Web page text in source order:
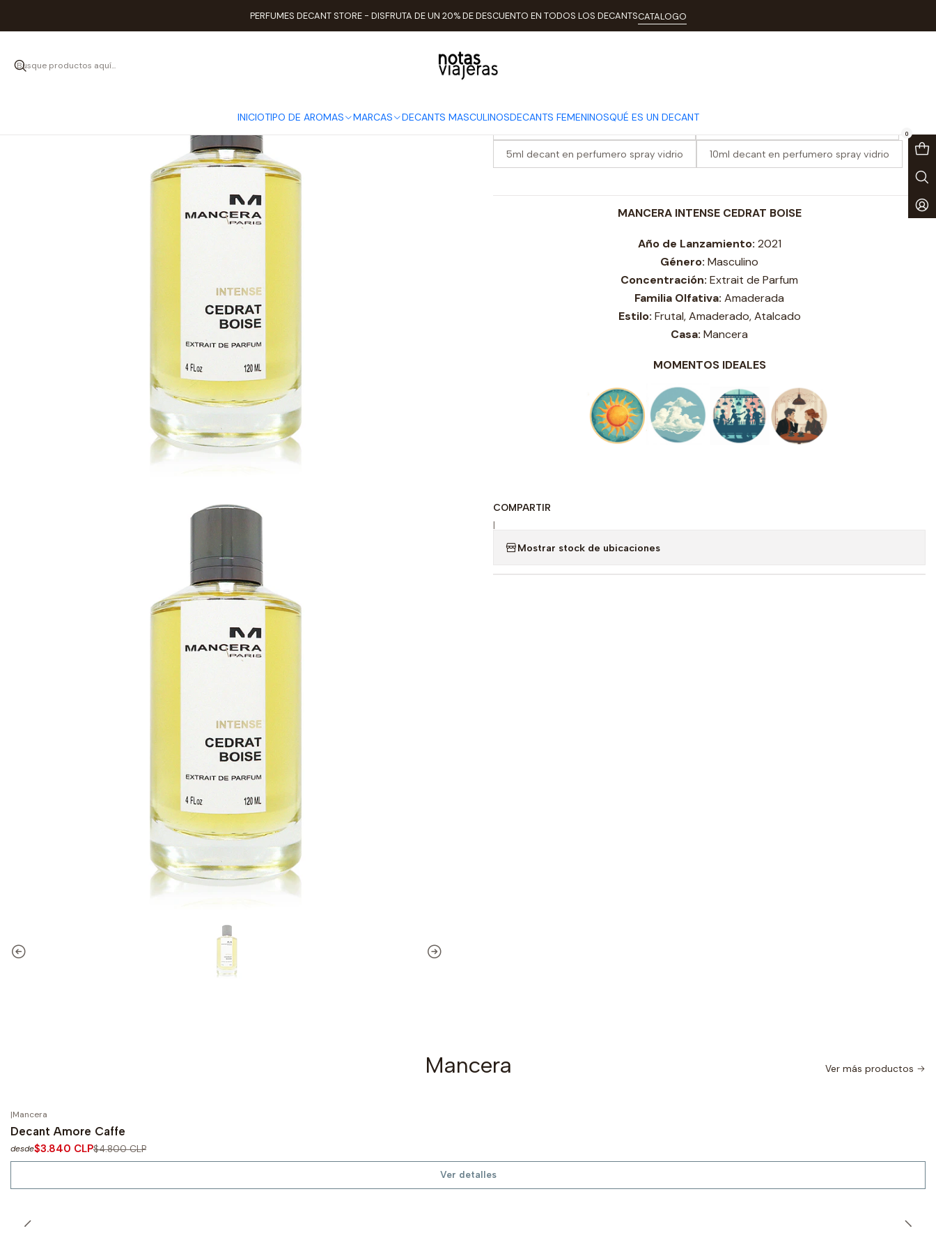
INICIOTIPO DE AROMAS MARCAS DECANTS MASCULINOSDECANTS FEMENINOSQUÉ ES UN DECANT
0
PERFUMES DECANT STORE - DISFRUTA DE UN 20% DE DESCUENTO EN TODOS LOS DECANTSCATALOGO
Inicio TIPO DE AROMAS Amaderados Decant Intense Cedrat Boise
Decant Intense Cedrat Boise
5ml decant en perfumero spray vidrio 10ml decant en perfumero spray vidrio
MANCERA INTENSE CEDRAT BOISE
Año de Lanzamiento: 2021
Género: Masculino
Concentración: Extrait de Parfum
Familia Olfativa: Amaderada
Estilo: Frutal, Amaderado, Atalcado
Casa: Mancera
MOMENTOS IDEALES
COMPARTIR
|
Mostrar stock de ubicaciones
Mancera Ver más productos
No disponible
|Mancera
Decant Amore Caffe
desde$3.840 CLP$4.800 CLP
Ver detalles